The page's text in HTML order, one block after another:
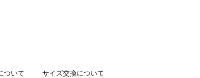
ついて サイズ交換について